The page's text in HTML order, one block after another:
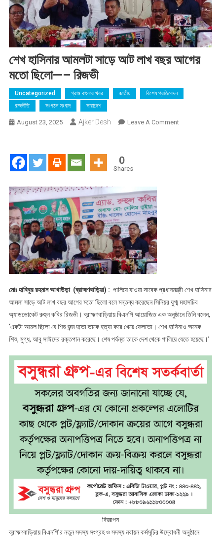
শেখ হাসিনার আমলটা সাড়ে আট লাখ বছর আগের
মতো ছিলো—– রিজভী
Uncategorized গ্রাম বাংলার খবর জাতীয়
বিশেষ প্রতিবেদন
রাজনীতি
সংগঠন সংবাদ সারাদেশ
August 23, 2025 Ajker Desh Leave A CommentOn
0
Shares
মোঃ হাবিবুর রহমান আখাউড়া (ব্রাহ্মণবাড়িয়া) : পালিয়ে যাওয়া সাবেক প্রধানমন্ত্রী শেখ হাসিনার
আমলা সাড়ে আট লাখ বছর আগের মতো ছিলো বলে মন্তব্য করেছেন সিনিয়র যুগ্ম মহাসচিব
অ্যাডভোকেট রুহুল কবির রিজভী। ব্রাহ্মণবাড়িয়ায় বিএনপি আয়োজিত এক অনুষ্ঠানে তিনি বলেন,
‘একটা আমল ছিলো যে শিশু জন্ম হতো তাকে হত্যা করে খেয়ে ফেলতো। শেখ হাসিনাও অনেক
শিশু, মুগ্ধ, আবু সাঈদের রক্তপান করেছে। শেষ পর্যন্ত তাকে দেশ থেকে পালিয়ে যেতে হয়েছে।’
বিজ্ঞাপন
ব্রাহ্মণবাড়িয়ায় বিএনপি’র নতুন সদস্য সংগ্রহ ও সদস্য নবায়ন কর্মসূচির উদ্বোধনী অনুষ্ঠানে